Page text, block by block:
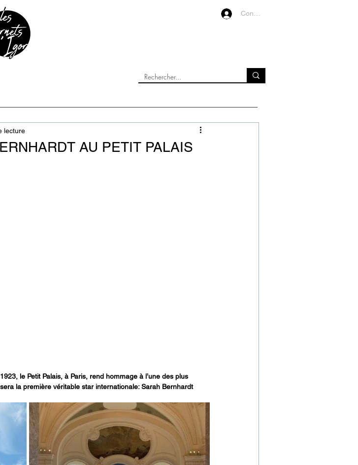
Connexion
AU PETIT PALAIS
lecture
le Petit Palais, à Paris, rend hommage à l’une des plus
la première véritable star internationale: Sarah Bernhardt